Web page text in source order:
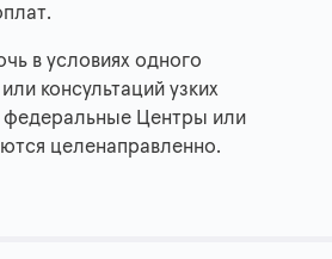
в условиях одного
консультаций узких
федеральные Центры или
целенаправленно.